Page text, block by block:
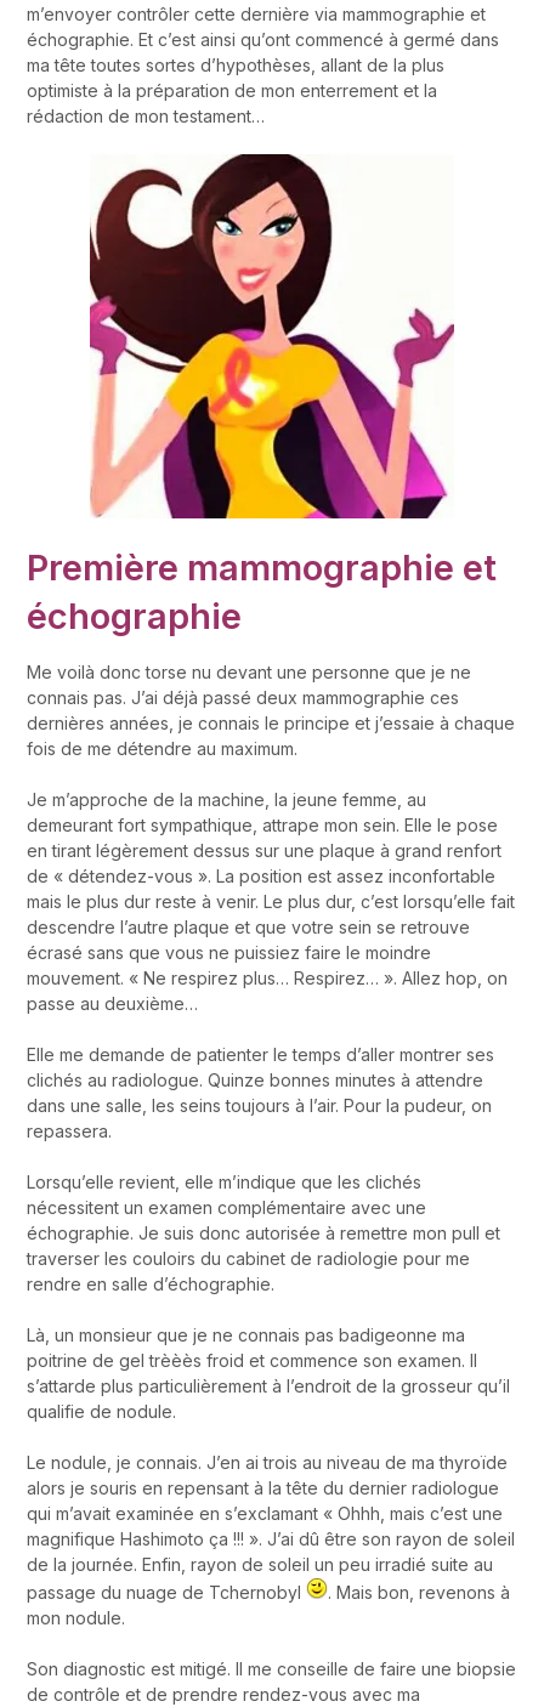
m’envoyer contrôler cette dernière via mammographie et
échographie. Et c’est ainsi qu’ont commencé à germé dans
ma tête toutes sortes d’hypothèses, allant de la plus
optimiste à la préparation de mon enterrement et la
rédaction de mon testament…
Première mammographie et
échographie
Me voilà donc torse nu devant une personne que je ne
connais pas. J’ai déjà passé deux mammographie ces
dernières années, je connais le principe et j’essaie à chaque
fois de me détendre au maximum.
Je m’approche de la machine, la jeune femme, au
demeurant fort sympathique, attrape mon sein. Elle le pose
en tirant légèrement dessus sur une plaque à grand renfort
de « détendez-vous ». La position est assez inconfortable
mais le plus dur reste à venir. Le plus dur, c’est lorsqu’elle fait
descendre l’autre plaque et que votre sein se retrouve
écrasé sans que vous ne puissiez faire le moindre
mouvement. « Ne respirez plus… Respirez… ». Allez hop, on
passe au deuxième…
Elle me demande de patienter le temps d’aller montrer ses
clichés au radiologue. Quinze bonnes minutes à attendre
dans une salle, les seins toujours à l’air. Pour la pudeur, on
repassera.
Lorsqu’elle revient, elle m’indique que les clichés
nécessitent un examen complémentaire avec une
échographie. Je suis donc autorisée à remettre mon pull et
traverser les couloirs du cabinet de radiologie pour me
rendre en salle d’échographie.
Là, un monsieur que je ne connais pas badigeonne ma
poitrine de gel trèèès froid et commence son examen. Il
s’attarde plus particulièrement à l’endroit de la grosseur qu’il
qualifie de nodule.
Le nodule, je connais. J’en ai trois au niveau de ma thyroïde
alors je souris en repensant à la tête du dernier radiologue
qui m’avait examinée en s’exclamant « Ohhh, mais c’est une
magnifique Hashimoto ça !!! ». J’ai dû être son rayon de soleil
de la journée. Enfin, rayon de soleil un peu irradié suite au
passage du nuage de Tchernobyl
. Mais bon, revenons à
mon nodule.
Son diagnostic est mitigé. Il me conseille de faire une biopsie
de contrôle et de prendre rendez-vous avec ma